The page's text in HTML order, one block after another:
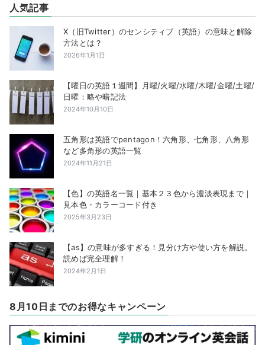
人気記事
X（旧Twitter）のセンシティブ（英語）の意味と解除
方法とは？
2026年1月1日
【曜日の英語１週間】月曜/火曜/水曜/木曜/金曜/土曜/
日曜：略や暗記法
2024年10月10日
五角形は英語でpentagon！六角形、七角形、八角形
など多角形の英語一覧
2024年11月21日
【色】の英語名一覧｜基本２３色から濃淡表現まで｜
見本色・カラーコード付き
2025年3月23日
【as】の意味が多すぎる！見分け方や使い方を解説。
読めば完全理解！
2024年2月1日
8月10日までのお得なキャンペーン